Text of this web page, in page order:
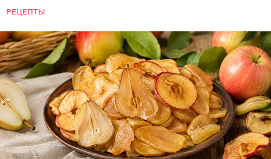
РЕЦЕПТЫ